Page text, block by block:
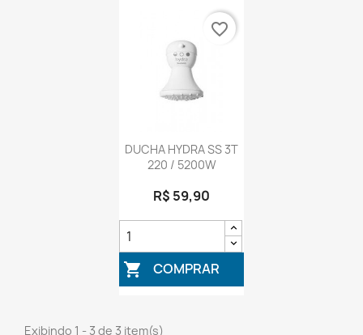
DUCHA HYDRA SS 3T
220 / 5200W
R$ 59,90
 COMPRAR
favorite_border
Exibindo 1 - 3 de 3 item(s)